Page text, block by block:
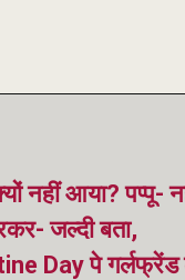
नहीं आया? पप्पू-
जल्दी बता,
Day पे